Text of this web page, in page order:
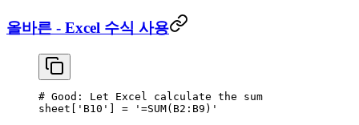
올바른 - Excel 수식 사용
# Good: Let Excel calculate the sum
sheet[ 'B10' ] = '=SUM(B2:B9)'